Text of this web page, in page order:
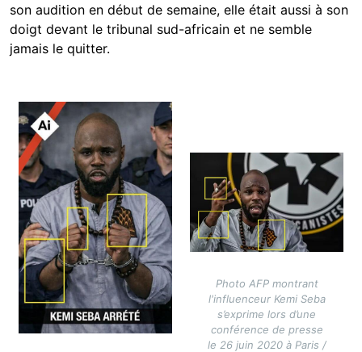
son audition en début de semaine, elle était aussi à son
doigt devant le tribunal sud-africain et ne semble
jamais le quitter.
Image
Photo AFP montrant
l'influenceur Kemi Seba
s’exprime lors d’une
conférence de presse
le 26 juin 2020 à Paris /